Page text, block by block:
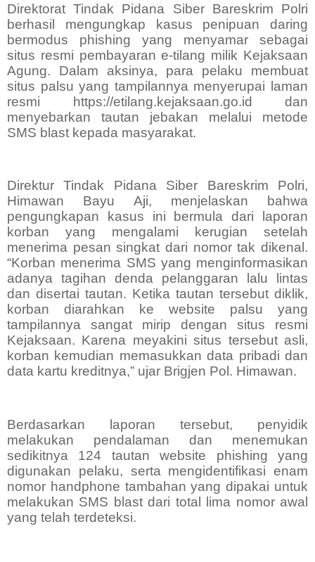
Direktorat Tindak Pidana Siber Bareskrim Polri
berhasil mengungkap kasus penipuan daring
bermodus phishing yang menyamar sebagai
situs resmi pembayaran e-tilang milik Kejaksaan
Agung. Dalam aksinya, para pelaku membuat
situs palsu yang tampilannya menyerupai laman
resmi https://etilang.kejaksaan.go.id dan
menyebarkan tautan jebakan melalui metode
SMS blast kepada masyarakat.
Direktur Tindak Pidana Siber Bareskrim Polri,
Himawan Bayu Aji, menjelaskan bahwa
pengungkapan kasus ini bermula dari laporan
korban yang mengalami kerugian setelah
menerima pesan singkat dari nomor tak dikenal.
“Korban menerima SMS yang menginformasikan
adanya tagihan denda pelanggaran lalu lintas
dan disertai tautan. Ketika tautan tersebut diklik,
korban diarahkan ke website palsu yang
tampilannya sangat mirip dengan situs resmi
Kejaksaan. Karena meyakini situs tersebut asli,
korban kemudian memasukkan data pribadi dan
data kartu kreditnya,” ujar Brigjen Pol. Himawan.
Berdasarkan laporan tersebut, penyidik
melakukan pendalaman dan menemukan
sedikitnya 124 tautan website phishing yang
digunakan pelaku, serta mengidentifikasi enam
nomor handphone tambahan yang dipakai untuk
melakukan SMS blast dari total lima nomor awal
yang telah terdeteksi.